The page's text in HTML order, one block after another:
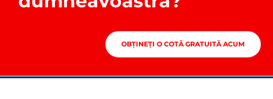
OBȚINEȚI O COTĂ GRATUITĂ ACUM